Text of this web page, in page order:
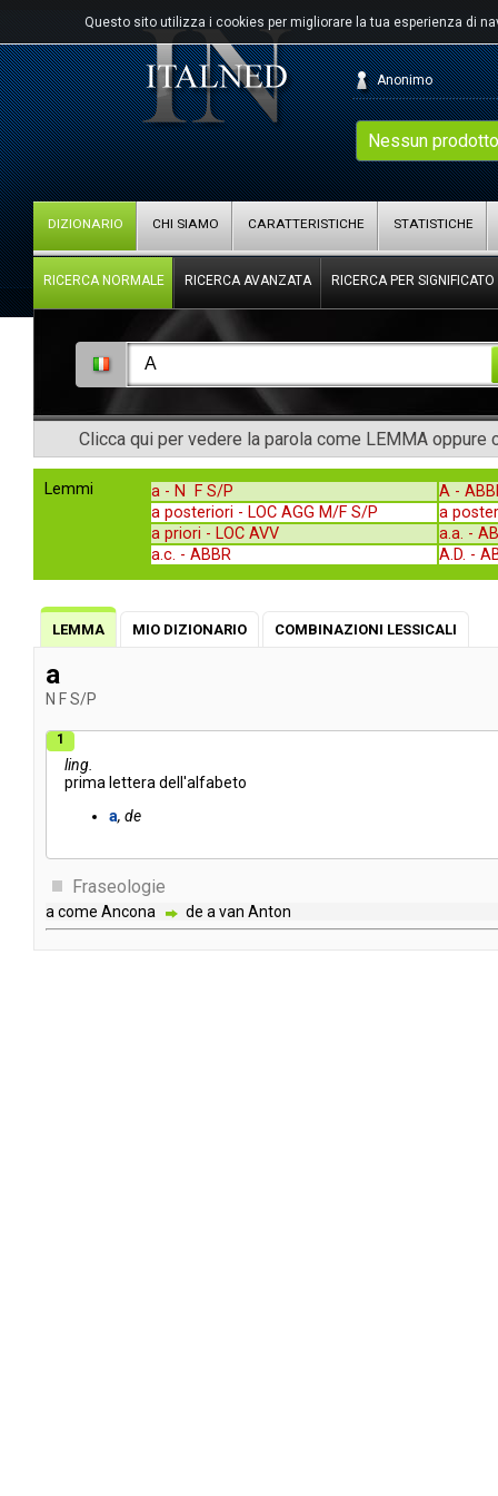
Questo sito utilizza i cookies per migliorare la tua esperienza di
Nessun
Anonimo
DIZIONARIO CHI SIAMO CARATTERISTICHE STATISTICHE
RICERCA NORMALE RICERCA AVANZATA RICERCA PER SIGNIFICATO
Clicca qui per vedere la parola come LEMMA oppure
Lemmi a - N F S/P A -
a posteriori - LOC AGG M/F S/P
a
a priori - LOC AVV a.a. -
a.c. - ABBR A.D. -
LEMMA MIO DIZIONARIO COMBINAZIONI LESSICALI
a
N FS/P
1
ling.
prima lettera dell'alfabeto
a de
Fraseologie
a come Ancona de a van Anton